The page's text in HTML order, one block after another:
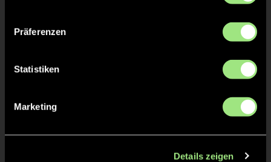
Präferenzen
Statistiken
Marketing
Details zeigen